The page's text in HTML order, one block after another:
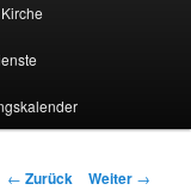
Kirche
Beitrags-
← Zurück Weiter →